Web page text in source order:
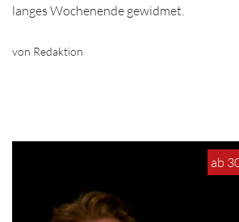
langes Wochenende gewidmet.
von Redaktion
ab